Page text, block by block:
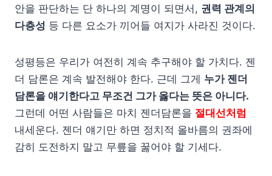
안을 판단하는 단 하나의 계명이 되면서, 권력 관계의
다층성 등 다른 요소가 끼어들 여지가 사라진 것이다.
성평등은 우리가 여전히 계속 추구해야 할 가치다. 젠
더 담론은 계속 발전해야 한다. 근데 그게 누가 젠더
담론을 얘기한다고 무조건 그가 옳다는 뜻은 아니다.
그런데 어떤 사람들은 마치 젠더담론을 절대선처럼
내세운다. 젠더 얘기만 하면 정치적 올바름의 권좌에
감히 도전하지 말고 무릎을 꿇어야 할 기세다.